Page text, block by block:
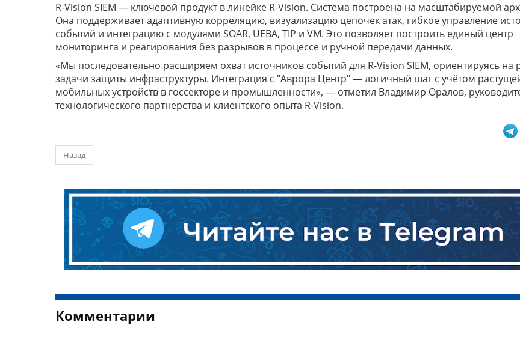
R-Vision SIEM — ключевой продукт в линейке R-Vision. Система построена на масштабируемой
Она поддерживает адаптивную корреляцию, визуализацию цепочек атак, гибкое управление
событий и интеграцию с модулями SOAR, UEBA, TIP и VM. Это позволяет построить единый центр
мониторинга и реагирования без разрывов в процессе и ручной передачи данных.
«Мы последовательно расширяем охват источников событий для R-Vision SIEM, ориентируясь на
задачи защиты инфраструктуры. Интеграция с "Аврора Центр" — логичный шаг с учётом
мобильных устройств в госсекторе и промышленности», — отметил Владимир Оралов,
технологического партнерства и клиентского опыта R-Vision.
Назад
Комментарии